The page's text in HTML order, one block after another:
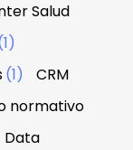
Salud
(1)
CRM
normativo
Data